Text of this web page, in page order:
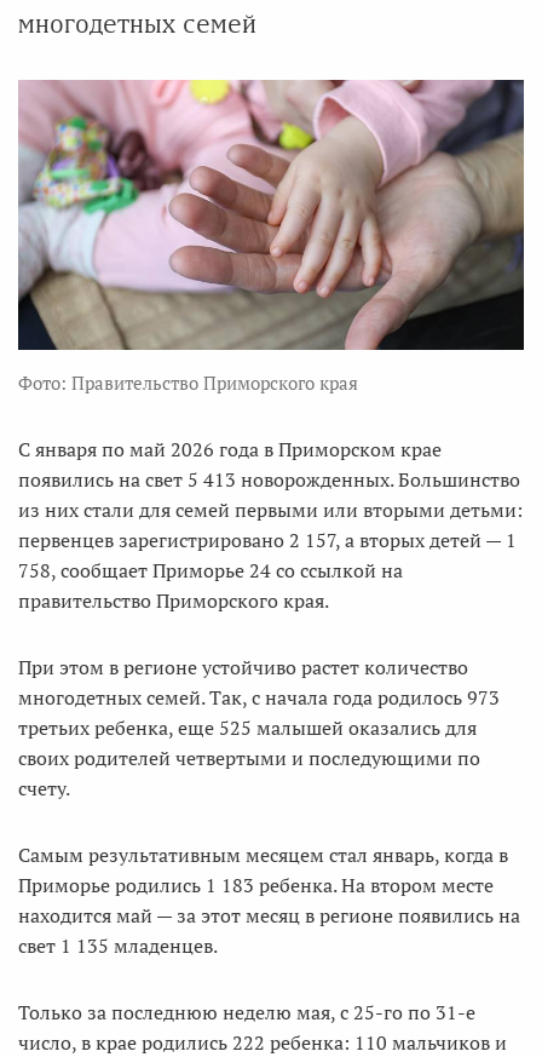
многодетных семей
Фото: Правительство Приморского края
С января по май 2026 года в Приморском крае
появились на свет 5 413 новорожденных. Большинство
из них стали для семей первыми или вторыми детьми:
первенцев зарегистрировано 2 157, а вторых детей — 1
758, сообщает Приморье 24 со ссылкой на
правительство Приморского края.
При этом в регионе устойчиво растет количество
многодетных семей. Так, с начала года родилось 973
третьих ребенка, еще 525 малышей оказались для
своих родителей четвертыми и последующими по
счету.
Самым результативным месяцем стал январь, когда в
Приморье родились 1 183 ребенка. На втором месте
находится май — за этот месяц в регионе появились на
свет 1 135 младенцев.
Только за последнюю неделю мая, с 25-го по 31-е
число, в крае родились 222 ребенка: 110 мальчиков и